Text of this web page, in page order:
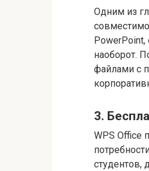
Одним из
PowerPoint,
наоборот.
файлами с
3.
WPS Office
студентов,